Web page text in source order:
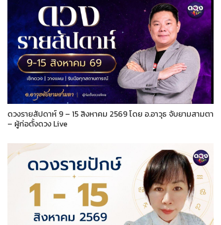
ดวงรายสัปดาห์ 9 – 15 สิงหาคม 2569 โดย อ.อาวุธ จับยามสามตา
– ผู้ก่อตั้งดวง Live